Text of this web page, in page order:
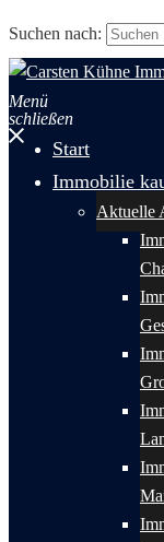
Suchen nach:
Menü
schließen
Start
Immobilie
Aktuelle